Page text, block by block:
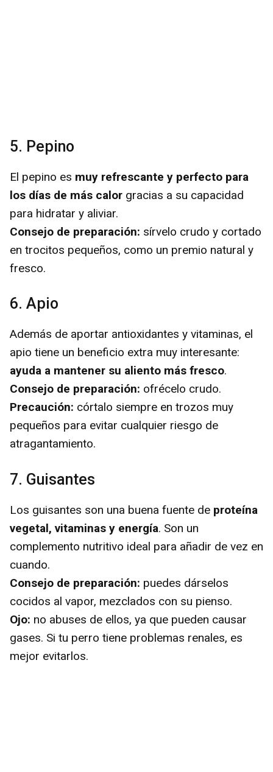
5. Pepino
El pepino es muy refrescante y perfecto para
los días de más calor gracias a su capacidad
para hidratar y aliviar.
Consejo de preparación: sírvelo crudo y cortado
en trocitos pequeños, como un premio natural y
fresco.
6. Apio
Además de aportar antioxidantes y vitaminas, el
apio tiene un beneficio extra muy interesante:
ayuda a mantener su aliento más fresco.
Consejo de preparación: ofrécelo crudo.
Precaución: córtalo siempre en trozos muy
pequeños para evitar cualquier riesgo de
atragantamiento.
7. Guisantes
Los guisantes son una buena fuente de proteína
vegetal, vitaminas y energía. Son un
complemento nutritivo ideal para añadir de vez en
cuando.
Consejo de preparación: puedes dárselos
cocidos al vapor, mezclados con su pienso.
Ojo: no abuses de ellos, ya que pueden causar
gases. Si tu perro tiene problemas renales, es
mejor evitarlos.